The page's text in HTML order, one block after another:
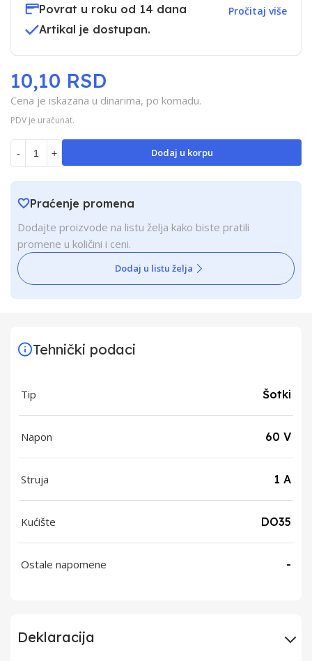
Povrat u roku od 14 dana
Pročitaj više
Artikal je dostupan.
Cena je iskazana u dinarima, po komadu.
PDV je uračunat.
10,10 RSD
- + Dodaj u korpu
Praćenje promena
Dodajte proizvode na listu želja kako biste pratili
promene u količini i ceni.
Dodaj u listu želja
Tehnički podaci
Tip Šotki
Napon 60 V
Struja 1 A
Kućište DO35
Ostale napomene -
Deklaracija